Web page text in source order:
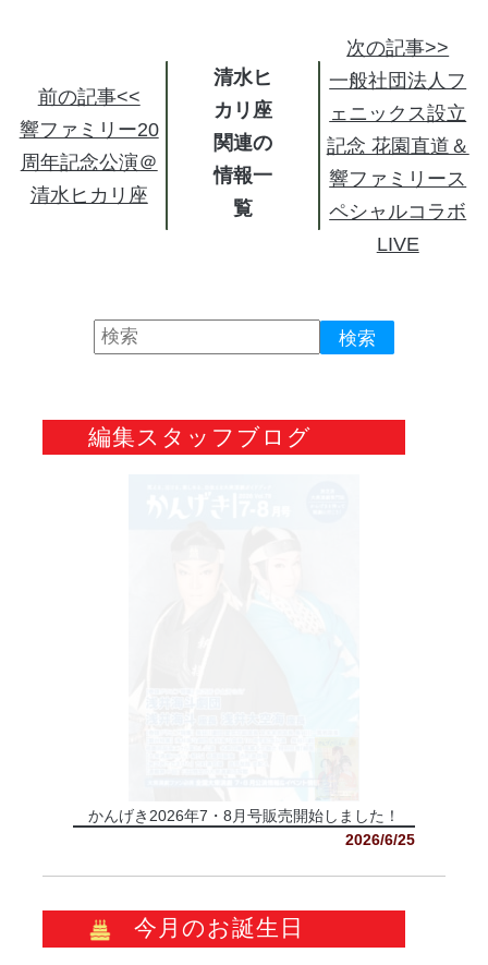
前の記事<<
響ファミリー20
周年記念公演＠
清水ヒカリ座
清水ヒ
カリ座
関連の
情報
次の記事>>
一般社団法人フ
ェニックス設立
記念 花園直道＆
響ファミリース
ペシャルコラボ
LIVE
編集スタッフブログ
かんげき2026年7・8月号販売開始しました！
2026/6/25
今月のお誕生日